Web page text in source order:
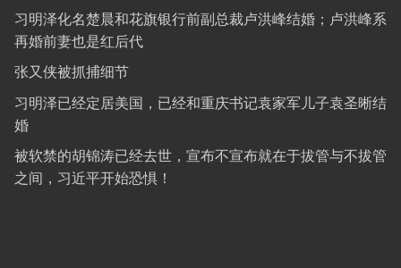
习明泽化名楚晨和花旗银行前副总裁卢洪峰结婚；卢洪峰系
再婚前妻也是红后代
张又侠被抓捕细节
习明泽已经定居美国，已经和重庆书记袁家军儿子袁圣晰结
婚
被软禁的胡锦涛已经去世，宣布不宣布就在于拔管与不拔管
之间，习近平开始恐惧！